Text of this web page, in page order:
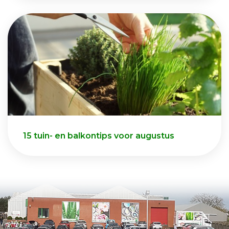
15 tuin- en balkontips voor augustus